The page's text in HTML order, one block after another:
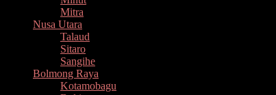
Mitra
Nusa Utara
Talaud
Sitaro
Sangihe
Bolmong Raya
Kotamobagu